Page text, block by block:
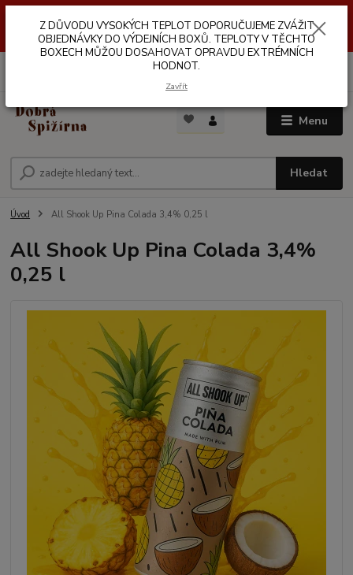
VÝDEJNÍCH BOXŮ. TEPLOTA V TĚCHTO BOXECH MŮŽE DOSAHOVAT
OPRAVDU EXTRÉMNÍCH HODNOT.
Menu
Hledat
Úvod All Shook Up Pina Colada 3,4% 0,25 l
All Shook Up Pina Colada 3,4%
0,25 l
Z DŮVODU VYSOKÝCH TEPLOT DOPORUČUJEME ZVÁŽIT
OBJEDNÁVKY DO VÝDEJNÍCH BOXŮ. TEPLOTY V TĚCHTO
BOXECH MŮŽOU DOSAHOVAT OPRAVDU EXTRÉMNÍCH
HODNOT.
Zavřít